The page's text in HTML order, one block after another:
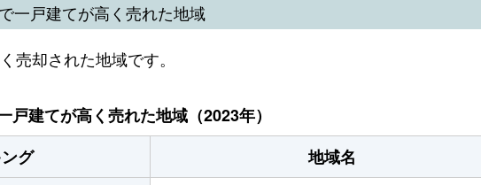
一戸建てが高く売れた地域
売却された地域です。
戸建てが高く売れた地域（2023年）
グ
地域名